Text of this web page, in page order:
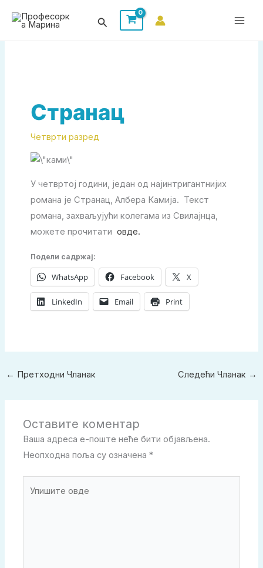
Претрага
Странац
Четврти разред
У четвртој години, један од најинтригантнијих
романа је Странац, Албера Камија. Текст
романа, захваљујући колегама из Свилајнца,
можете прочитати овде.
Подели садржај:
WhatsApp Facebook X
LinkedIn Email Print
← Претходни Чланак Следећи Чланак →
Оставите коментар
Ваша адреса е-поште неће бити објављена.
Неопходна поља су означена*